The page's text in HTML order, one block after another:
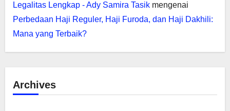
Legalitas Lengkap - Ady Samira Tasikmengenai
Perbedaan Haji Reguler, Haji Furoda, dan Haji Dakhili:
Mana yang Terbaik?
Archives